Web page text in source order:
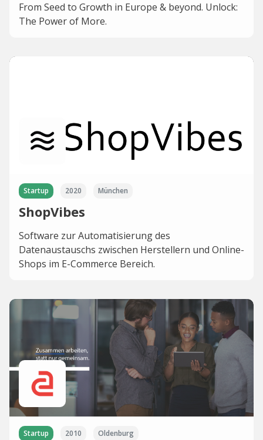
From Seed to Growth in Europe & beyond. Unlock:
The Power of More.
Startup 2020 München
ShopVibes
Software zur Automatisierung des
Datenaustauschs zwischen Herstellern und Online-
Shops im E-Commerce Bereich.
Startup 2010 Oldenburg